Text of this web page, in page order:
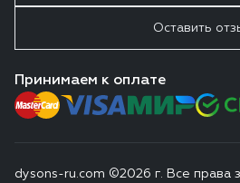
Оставить
Принимаем к оплате
dysons-ru.com ©2026 г. Все права